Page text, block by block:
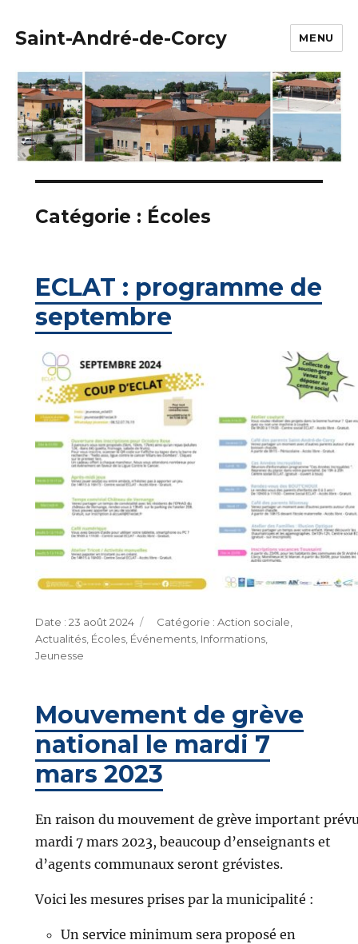
Saint-André-de-Corcy MENU
Catégorie : Écoles
ECLAT : programme de
septembre
Publié
le
23 août 2024 Catégories
Action sociale,
Actualités, Écoles, Événements, Informations,
Jeunesse
Mouvement de grève
national le mardi 7
mars 2023
En raison du mouvement de grève important
mardi 7 mars 2023, beaucoup d’enseignants et
d’agents communaux seront grévistes.
Voici les mesures prises par la municipalité :
Un service minimum sera proposé en